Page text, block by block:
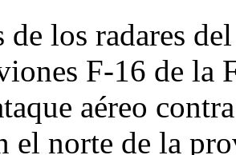
de los radares
F-16 de la
aéreo
el norte de la